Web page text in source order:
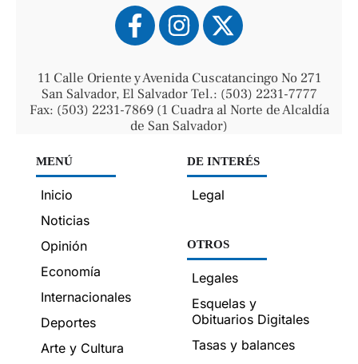
11 Calle Oriente y Avenida Cuscatancingo No 271
San Salvador, El Salvador Tel.: (503) 2231-7777
Fax: (503) 2231-7869 (1 Cuadra al Norte de Alcaldía
de San Salvador)
MENÚ
Inicio
Noticias
Opinión
Economía
Internacionales
Deportes
Arte y Cultura
DE INTERÉS
Legal
OTROS
Legales
Esquelas y
Obituarios Digitales
Tasas y balances